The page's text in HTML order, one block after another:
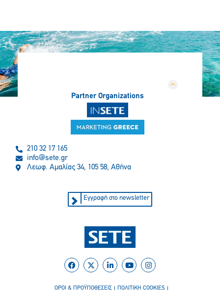
Partner Organizations
210 32 17 165
info@sete.gr
Λεωφ. Αμαλίας 34, 105 58, Αθήνα
Εγγραφή στο newsletter
ΟΡΟΙ & ΠΡΟΫΠΟΘΕΣΕΙΣ ΠΟΛΙΤΙΚΗ COOKIES